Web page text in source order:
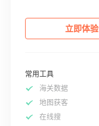
立即体验
常用工具
海关数据
地图获客
在线搜